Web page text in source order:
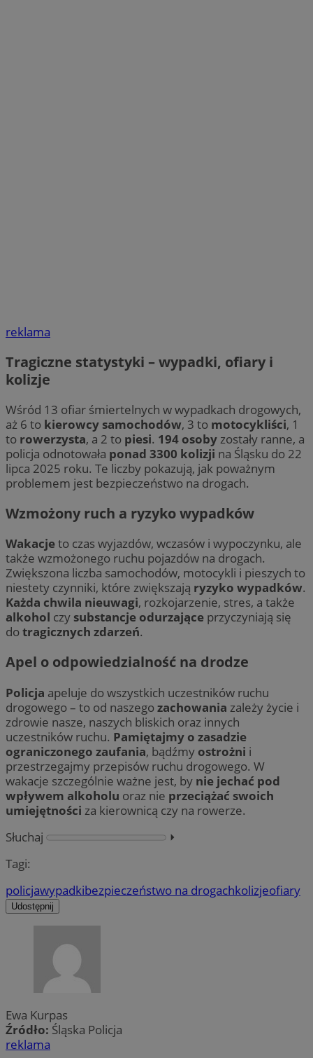
reklama
Tragiczne statystyki – wypadki, ofiary i
kolizje
Wśród 13 ofiar śmiertelnych w wypadkach drogowych,
aż 6 to kierowcy samochodów, 3 to motocykliści, 1
to rowerzysta, a 2 to piesi. 194 osobyzostały ranne, a
policja odnotowała ponad 3300 kolizji na Śląsku do 22
lipca 2025 roku. Te liczby pokazują, jak poważnym
problemem jest bezpieczeństwo na drogach.
Wzmożony ruch a ryzyko wypadków
Wakacjeto czas wyjazdów, wczasów i wypoczynku, ale
także wzmożonego ruchu pojazdów na drogach.
Zwiększona liczba samochodów, motocykli i pieszych to
niestety czynniki, które zwiększają ryzyko wypadków.
Każda chwila nieuwagi, rozkojarzenie, stres, a także
alkohol czy substancje odurzające przyczyniają się
dotragicznych zdarzeń.
Apel o odpowiedzialność na drodze
Policja apeluje do wszystkich uczestników ruchu
drogowego – to od naszegozachowania zależy życie i
zdrowie nasze, naszych bliskich oraz innych
uczestników ruchu. Pamiętajmy o zasadzie
ograniczonego zaufania, bądźmy ostrożni i
przestrzegajmy przepisów ruchu drogowego. W
wakacje szczególnie ważne jest, by nie jechać pod
wpływem alkoholu oraz nie przeciążać swoich
umiejętności za kierownicą czy na rowerze.
Słuchaj
⏵︎
Tagi:
policjawypadkibezpieczeństwo na drogachkolizjeofiary
Udostępnij
Ewa Kurpas
Źródło: Śląska Policja
reklama